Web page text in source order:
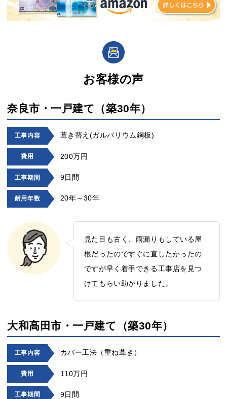
お客様の声
奈良市・一戸建て（築30年）
工事内容 葺き替え(ガルバリウム鋼板)
費用 200万円
工事期間 9日間
耐用年数 20年～30年
見た目も古く、雨漏りもしている屋
根だったのですぐに直したかったの
ですが早く着手できる工事店を見つ
けてもらい助かりました。
大和高田市・一戸建て（築30年）
工事内容 カバー工法（重ね葺き）
費用 110万円
工事期間 9日間